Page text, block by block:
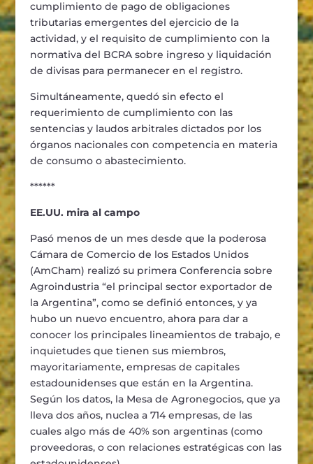
cumplimiento de pago de obligaciones
tributarias emergentes del ejercicio de la
actividad, y el requisito de cumplimiento con la
normativa del BCRA sobre ingreso y liquidación
de divisas para permanecer en el registro.
Simultáneamente, quedó sin efecto el
requerimiento de cumplimiento con las
sentencias y laudos arbitrales dictados por los
órganos nacionales con competencia en materia
de consumo o abastecimiento.
******
EE.UU. mira al campo
Pasó menos de un mes desde que la poderosa
Cámara de Comercio de los Estados Unidos
(AmCham) realizó su primera Conferencia sobre
Agroindustria “el principal sector exportador de
la Argentina”, como se definió entonces, y ya
hubo un nuevo encuentro, ahora para dar a
conocer los principales lineamientos de trabajo, e
inquietudes que tienen sus miembros,
mayoritariamente, empresas de capitales
estadounidenses que están en la Argentina.
Según los datos, la Mesa de Agronegocios, que ya
lleva dos años, nuclea a 714 empresas, de las
cuales algo más de 40% son argentinas (como
proveedoras, o con relaciones estratégicas con las